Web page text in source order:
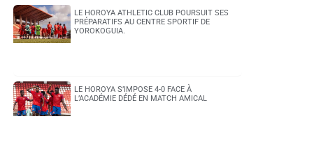
LE HOROYA ATHLETIC CLUB POURSUIT SES
PRÉPARATIFS AU CENTRE SPORTIF DE
YOROKOGUIA.
LE HOROYA S’IMPOSE 4-0 FACE À
L’ACADÉMIE DÉDÉ EN MATCH AMICAL